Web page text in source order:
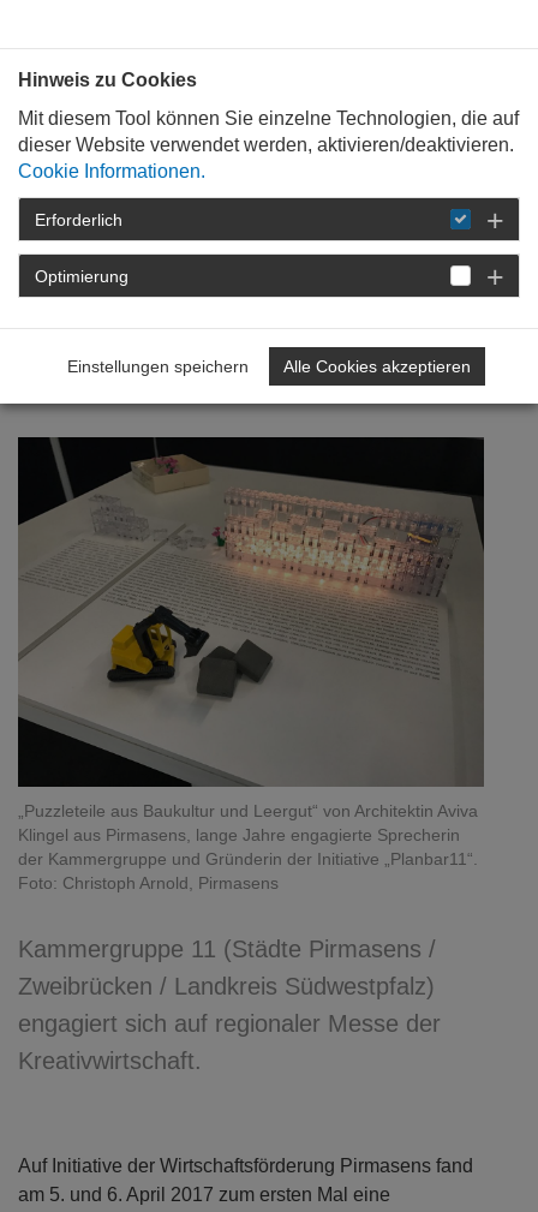
STARTSEITE DETAIL
Der "LeerStand" auf der
KREATIVVITTI in Pirmasens
„Puzzleteile aus Baukultur und Leergut“ von Architektin Aviva
Klingel aus Pirmasens, lange Jahre engagierte Sprecherin
der Kammergruppe und Gründerin der Initiative „Planbar11“.
Foto: Christoph Arnold, Pirmasens
Kammergruppe 11 (Städte Pirmasens /
Zweibrücken / Landkreis Südwestpfalz)
engagiert sich auf regionaler Messe der
Kreativwirtschaft.
Auf Initiative der Wirtschaftsförderung Pirmasens fand
am 5. und 6. April 2017 zum ersten Mal eine
Hinweis zu Cookies
Mit diesem Tool können Sie einzelne Technologien, die auf
dieser Website verwendet werden, aktivieren/deaktivieren.
Cookie Informationen.
Erforderlich
Optimierung
Einstellungen speichern Alle Cookies akzeptieren